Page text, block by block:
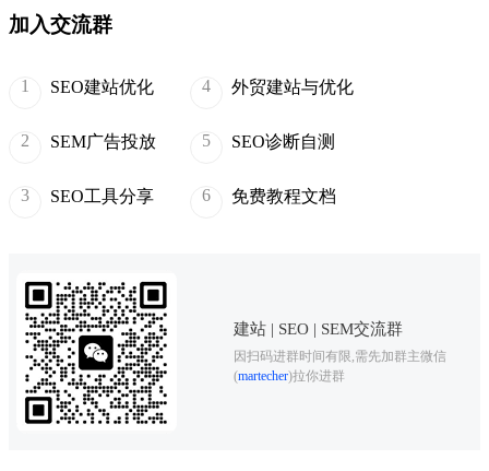
加入交流群
1 SEO建站优化
2 SEM广告投放
3 SEO工具分享
4 外贸建站与优化
5 SEO诊断自测
6 免费教程文档
建站 | SEO | SEM交流群
因扫码进群时间有限,需先加群主微信
(martecher)拉你进群